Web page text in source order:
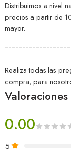
Distribuimos a nivel
precios a partir de
mayor.
Realiza todas las
compra, para
Valoraciones
0.00
5